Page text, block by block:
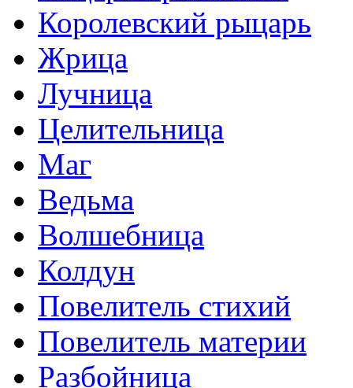
Королевский рыцарь
Жрица
Лучница
Целительница
Маг
Ведьма
Волшебница
Колдун
Повелитель стихий
Повелитель материи
Разбойница